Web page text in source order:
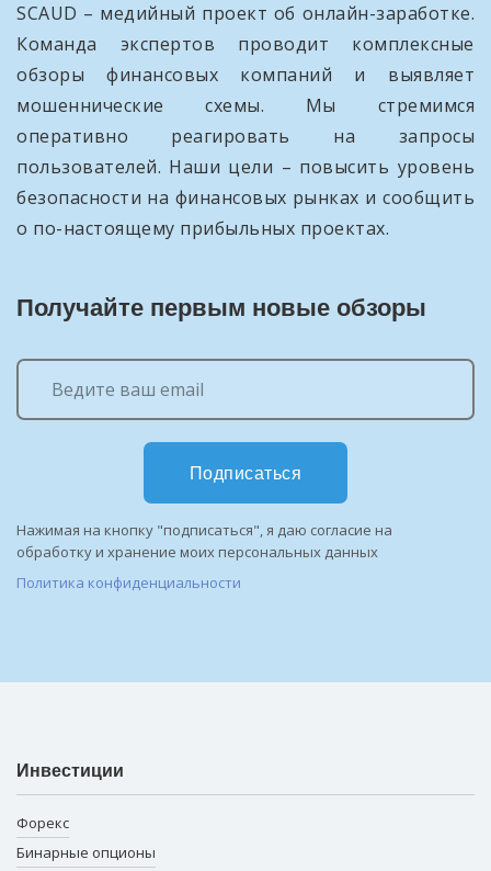
SCAUD – медийный проект об онлайн-заработке.
Команда экспертов проводит комплексные
обзоры финансовых компаний и выявляет
мошеннические схемы. Мы стремимся
оперативно реагировать на запросы
пользователей. Наши цели – повысить уровень
безопасности на финансовых рынках и сообщить
о по-настоящему прибыльных проектах.
Получайте первым новые обзоры
Подписаться
Нажимая на кнопку "подписаться", я даю согласие на
обработку и хранение моих персональных данных
Политика конфиденциальности
Инвестиции
Форекс
Бинарные опционы